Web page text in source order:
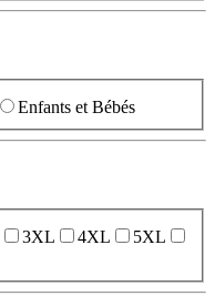
Enfants et Bébés
3XL 4XL
5XL